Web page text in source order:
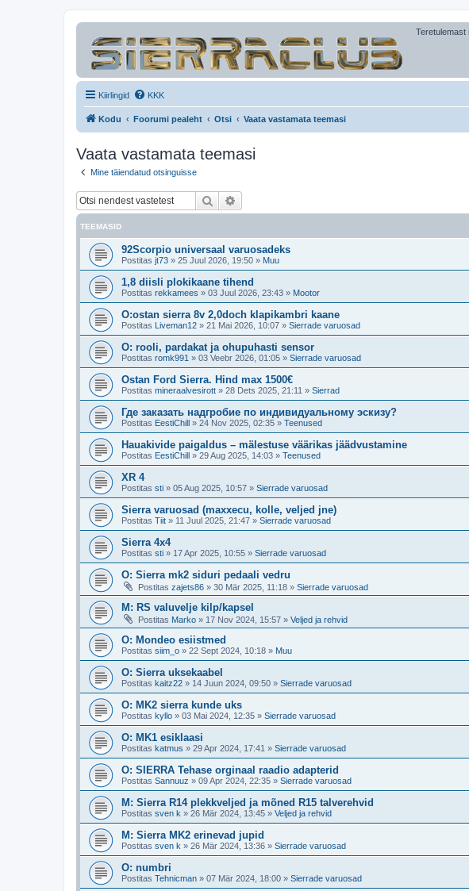
Teretulemast
Kiirlingid KKK
Kodu Foorumi pealeht Otsi Vaata vastamata teemasi
Vaata vastamata teemasi
Mine täiendatud otsinguisse
Otsi
TEEMASID
92Scorpio universaal varuosadeks
Postitas jt73 » 25 Juul 2026, 19:50 » Muu
1,8 diisli plokikaane tihend
Postitas rekkamees » 03 Juul 2026, 23:43 » Mootor
O:ostan sierra 8v 2,0doch klapikambri kaane
Postitas Liveman12 » 21 Mai 2026, 10:07 » Sierrade varuosad
O: rooli, pardakat ja ohupuhasti sensor
Postitas romk991 » 03 Veebr 2026, 01:05 » Sierrade varuosad
Ostan Ford Sierra. Hind max 1500€
Postitas mineraalvesirott » 28 Dets 2025, 21:11 » Sierrad
Где заказать надгробие по индивидуальному эскизу?
Postitas EestiChill » 24 Nov 2025, 02:35 » Teenused
Hauakivide paigaldus – mälestuse väärikas jäädvustamine
Postitas EestiChill » 29 Aug 2025, 14:03 » Teenused
XR 4
Postitas sti » 05 Aug 2025, 10:57 » Sierrade varuosad
Sierra varuosad (maxxecu, kolle, veljed jne)
Postitas Tiit » 11 Juul 2025, 21:47 » Sierrade varuosad
Sierra 4x4
Postitas sti » 17 Apr 2025, 10:55 » Sierrade varuosad
O: Sierra mk2 siduri pedaali vedru
Postitas zajets86 » 30 Mär 2025, 11:18 » Sierrade varuosad
M: RS valuvelje kilp/kapsel
Postitas Marko » 17 Nov 2024, 15:57 » Veljed ja rehvid
O: Mondeo esiistmed
Postitas siim_o » 22 Sept 2024, 10:18 » Muu
O: Sierra uksekaabel
Postitas kaitz22 » 14 Juun 2024, 09:50 » Sierrade varuosad
O: MK2 sierra kunde uks
Postitas kyllo » 03 Mai 2024, 12:35 » Sierrade varuosad
O: MK1 esiklaasi
Postitas katmus » 29 Apr 2024, 17:41 » Sierrade varuosad
O: SIERRA Tehase orginaal raadio adapterid
Postitas Sannuuz » 09 Apr 2024, 22:35 » Sierrade varuosad
M: Sierra R14 plekkveljed ja mõned R15 talverehvid
Postitas sven k » 26 Mär 2024, 13:45 » Veljed ja rehvid
M: Sierra MK2 erinevad jupid
Postitas sven k » 26 Mär 2024, 13:36 » Sierrade varuosad
O: numbri
Postitas Tehnicman » 07 Mär 2024, 18:00 » Sierrade varuosad